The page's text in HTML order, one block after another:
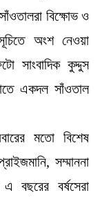
বিক্ষোভ ও
অংশ নেওয়া
সাংবাদিক কুদ্দুস
একদল সাঁওতাল
মতো বিশেষ
সম্মাননা
বছরের বর্ষসেরা